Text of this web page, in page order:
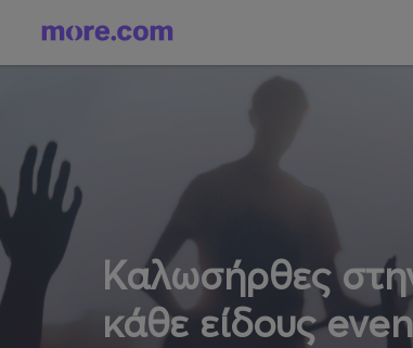
Καλωσήρθες
κάθε είδους